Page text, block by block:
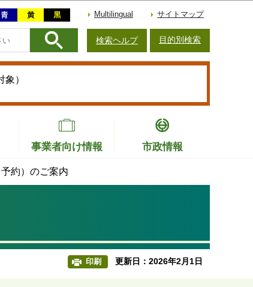
Multilingual サイトマップ
検索ヘルプ 目的別検索
）
事業者向け情報 市政情報
約）のご案内
印刷 更新日：2026年2月1日